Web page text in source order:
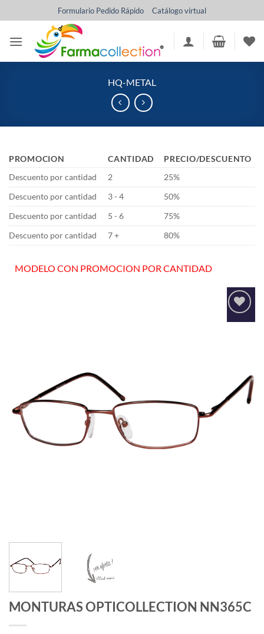
al
contenido
Formulario Pedido Rápido Catálogo virtual
HQ-METAL
PROMOCION CANTIDAD
PRECIO/DESCUENTO
Descuento por cantidad
2
25%
Descuento por cantidad
3 - 4
50%
Descuento por cantidad
5 - 6
75%
Descuento por cantidad
7 + 80%
MODELO CON PROMOCION POR CANTIDAD
Añadir
MONTURAS OPTICOLLECTION NN365C